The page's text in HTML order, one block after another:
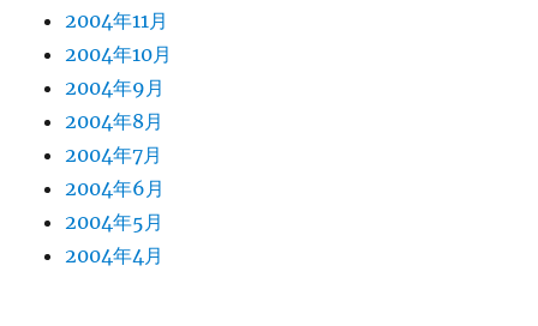
2004年11月
2004年10月
2004年9月
2004年8月
2004年7月
2004年6月
2004年5月
2004年4月